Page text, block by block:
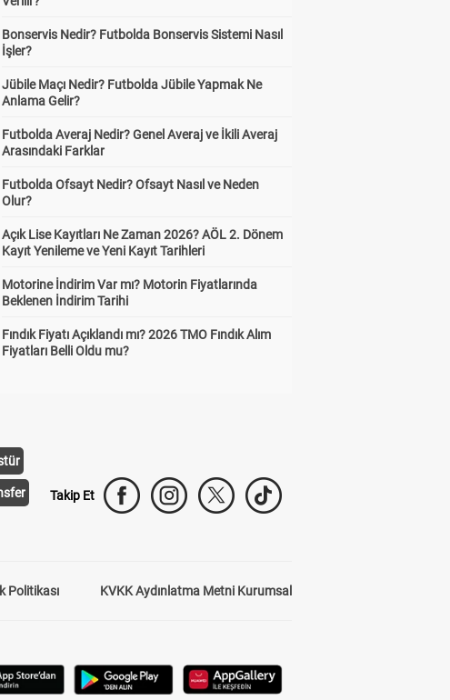
Bonservis Nedir? Futbolda Bonservis Sistemi Nasıl
İşler?
Jübile Maçı Nedir? Futbolda Jübile Yapmak Ne
Anlama Gelir?
Futbolda Averaj Nedir? Genel Averaj ve İkili Averaj
Arasındaki Farklar
Futbolda Ofsayt Nedir? Ofsayt Nasıl ve Neden
Olur?
Açık Lise Kayıtları Ne Zaman 2026? AÖL 2. Dönem
Kayıt Yenileme ve Yeni Kayıt Tarihleri
Motorine İndirim Var mı? Motorin Fiyatlarında
Beklenen İndirim Tarihi
Fındık Fiyatı Açıklandı mı? 2026 TMO Fındık Alım
Fiyatları Belli Oldu mu?
Takip Et
Politikası KVKK Aydınlatma Metni Kurumsal